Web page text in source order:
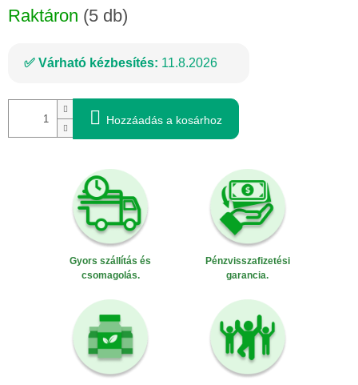
Raktáron (5 db)
Várható kézbesítés: 11.8.2026
Hozzáadás a kosárhoz
Gyors szállítás és
csomagolás.
Pénzvisszafizetési
garancia.